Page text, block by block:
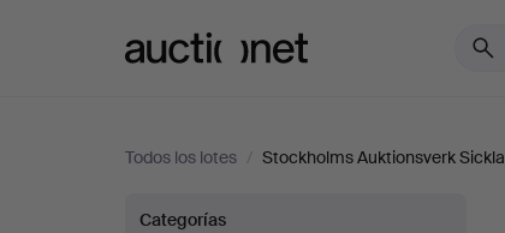
Todos los lotes / Stockholms Auktionsverk Sickla
Todos
Categorías